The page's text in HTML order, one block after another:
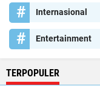
Internasional
Entertainment
TERPOPULER